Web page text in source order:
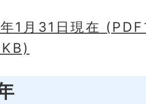
1月31日現在